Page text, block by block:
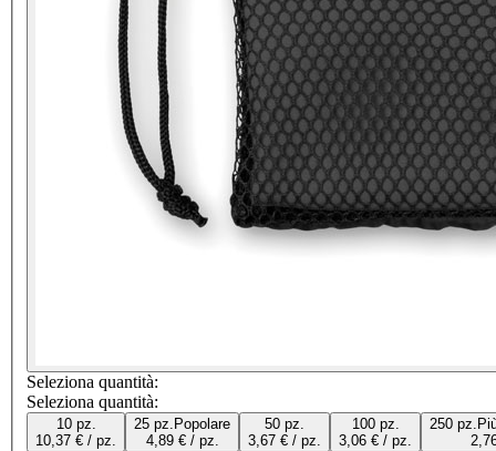
Seleziona quantità:
Seleziona quantità:
10 pz.
10,37 € / pz.
25 pz. Popolare
4,89 € / pz.
50 pz.
3,67 € / pz.
100 pz.
3,06 € / pz.
250 pz.